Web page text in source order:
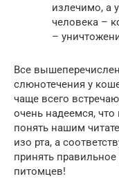
излечимо, а
человека –
–
Все
слюнотечения у
чаще всего
очень надеемся,
понять нашим
изо рта, а
принять
питомцев!